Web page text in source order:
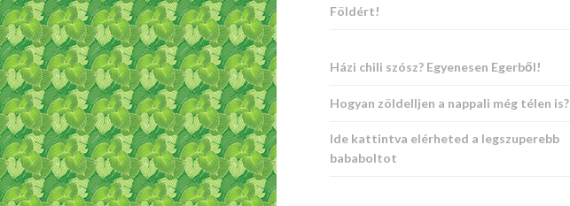
Földért!
Házi chili szósz? Egyenesen Egerből!
Hogyan zöldelljen a nappali még télen is?
Ide kattintva elérheted a legszuperebb
bababoltot